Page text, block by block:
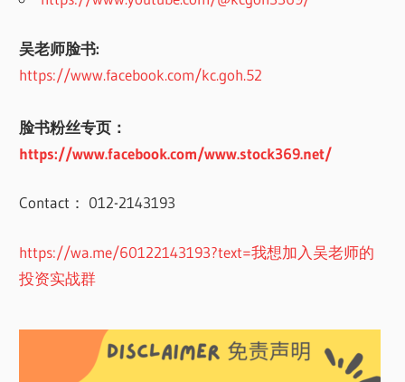
吴老师脸书:
https://www.facebook.com/kc.goh.52
脸书粉丝专页：
https://www.facebook.com/www.stock369.net/
Contact： 012-2143193
https://wa.me/60122143193?text=我想加入吴老师的
投资实战群